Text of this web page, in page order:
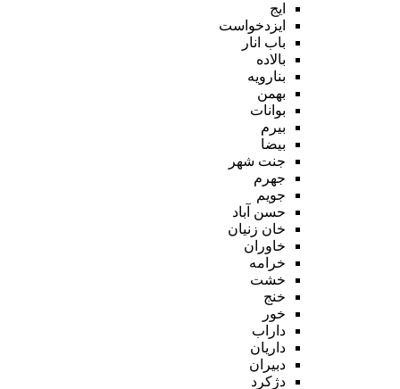
ایج
ایزدخواست
باب انار
بالاده
بنارویه
بهمن
بوانات
بیرم
بیضا
جنت شهر
جهرم
جویم
حسن آباد
خان زنیان
خاوران
خرامه
خشت
خنج
خور
داراب
داریان
دبیران
دژکرد